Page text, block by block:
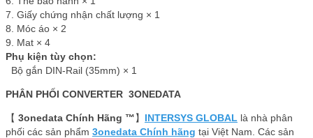
7. Giấy chứng nhận chất lượng × 1
8. Móc áo × 2
9. Mat × 4
Phụ kiện tùy chọn:
Bộ gắn DIN-Rail (35mm) × 1
PHÂN PHỐI CONVERTER 3ONEDATA
【 3onedata Chính Hãng ™】 INTERSYS GLOBAL là nhà phân
phối các sản phẩm 3onedata Chính hãng tại Việt Nam. Các sản